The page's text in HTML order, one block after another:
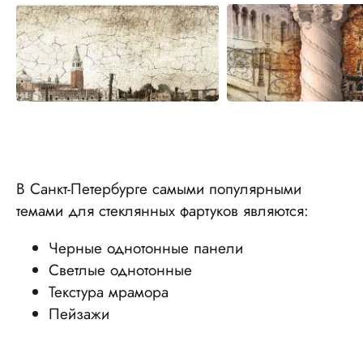
В Санкт-Петербурге самыми популярными
темами для стеклянных фартуков являются:
Черные однотонные панели
Светлые однотонные
Текстура мрамора
Пейзажи